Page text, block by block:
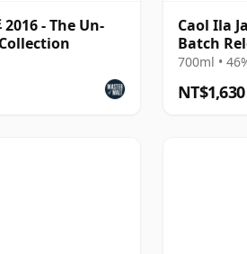
- The Un-
Caol Ila
Batch
700ml •
NT$1,630